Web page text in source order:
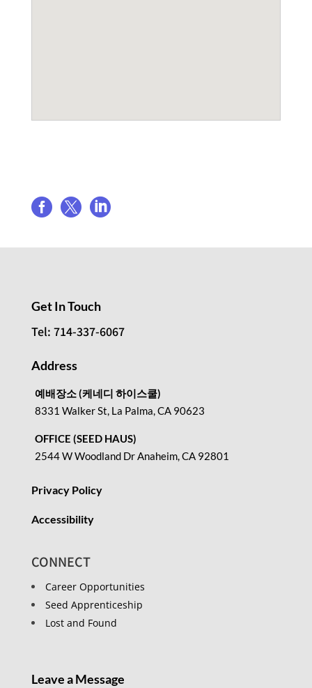
  
Get In Touch
Tel: 714-337-6067
Address
예배장소 (케네디 하이스쿨)
8331 Walker St, La Palma, CA 90623
OFFICE (SEED HAUS)
2544 W Woodland Dr Anaheim, CA 92801
Privacy Policy
Accessibility
CONNECT
Career Opportunities
Seed Apprenticeship
Lost and Found
Leave a Message